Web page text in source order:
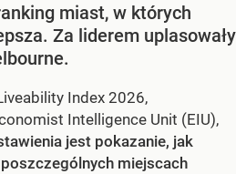
miast, w których
Za liderem uplasowały
Index 2026,
Intelligence Unit (EIU),
jest pokazanie, jak
miejscach